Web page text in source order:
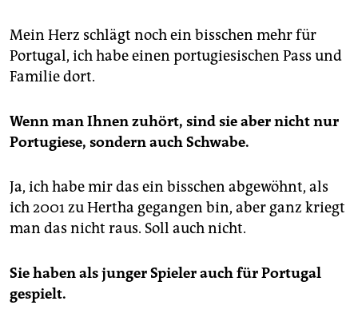
Mein Herz schlägt noch ein bisschen mehr für
Portugal, ich habe einen portugiesischen Pass und
Familie dort.
Wenn man Ihnen zuhört, sind sie aber nicht nur
Portugiese, sondern auch Schwabe.
Ja, ich habe mir das ein bisschen abgewöhnt, als
ich 2001 zu Hertha gegangen bin, aber ganz kriegt
man das nicht raus. Soll auch nicht.
Sie haben als junger Spieler auch für Portugal
gespielt.